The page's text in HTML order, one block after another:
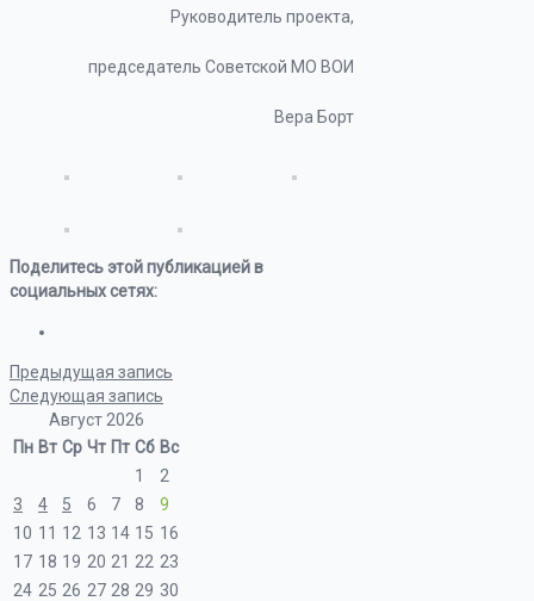
Руководитель проекта,
председатель Советской МО ВОИ
Вера Борт
Поделитесь этой публикацией в
социальных сетях:
Предыдущая запись
Следующая запись
Август 2026
Пн Вт Ср Чт Пт Сб Вс
1
2
3
4 5 6 7 8
9
10 11 12 13 14 15 16
17 18 19 20 21 22 23
24 25 26 27 28 29 30